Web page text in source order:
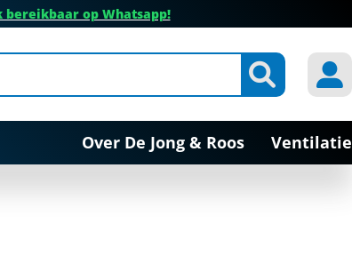
bereikbaar op Whatsapp!
Over De Jong & Roos Ventilatie